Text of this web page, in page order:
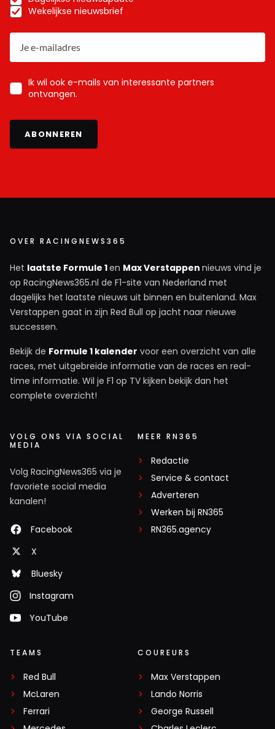
Wekelijkse nieuwsbrief
Ik wil ook e-mails van interessante partners
ontvangen.
ABONNEREN
OVER RACINGNEWS365
Het laatste Formule 1en Max Verstappen nieuws vind je
op RacingNews365.nl de F1-site van Nederland met
dagelijks het laatste nieuws uit binnen en buitenland. Max
Verstappen gaat in zijn Red Bull op jacht naar nieuwe
successen.
Bekijk de Formule 1 kalender voor een overzicht van alle
races, met uitgebreide informatie van de races en real-
time informatie. Wil je F1 op TV kijken bekijk dan het
complete overzicht!
VOLG ONS VIA SOCIAL
MEDIA
Volg RacingNews365 via je
favoriete social media
kanalen!
Facebook
X
Bluesky
Instagram
YouTube
MEER RN365
Redactie
Service & contact
Adverteren
Werken bij RN365
RN365.agency
TEAMS
Red Bull
McLaren
Ferrari
COUREURS
Max Verstappen
Lando Norris
George Russell